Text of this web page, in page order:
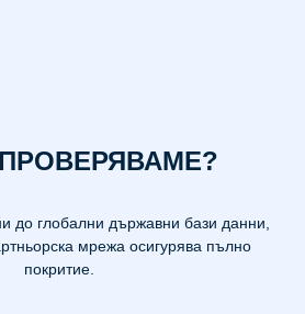
до глобални държавни бази данни,
мрежа осигурява пълно
покритие.